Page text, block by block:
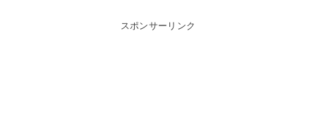
スポンサーリンク